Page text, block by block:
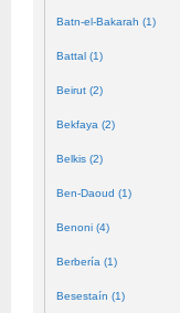
Batn-el-Bakarah (1)
Battal (1)
Beirut (2)
Bekfaya (2)
Belkis (2)
Ben-Daoud (1)
Benoni (4)
Berbería (1)
Besestaín (1)